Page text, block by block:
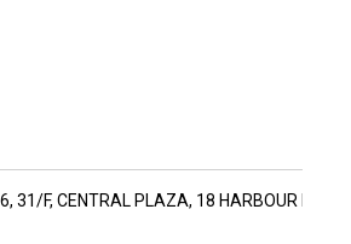
31/F, CENTRAL PLAZA, 18 HARBOUR ROAD,